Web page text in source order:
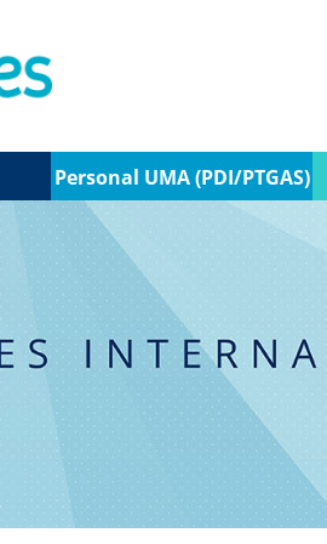
Personal UMA (PDI/PTGAS)